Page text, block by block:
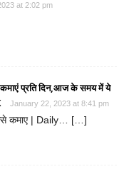
at 2:02 pm
प्रति दिन,आज के समय में ये
January 22, 2023 at 8:41 pm
कमाए | Daily… […]